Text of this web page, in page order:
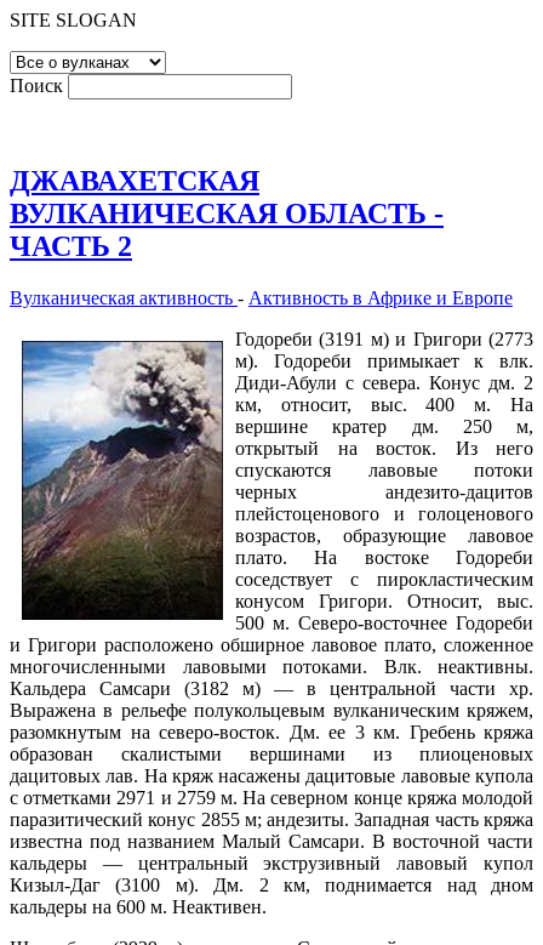
SITE SLOGAN
Поиск
ДЖАВАХЕТСКАЯ
ВУЛКАНИЧЕСКАЯ ОБЛАСТЬ -
ЧАСТЬ 2
Вулканическая активность - Активность в Африке и Европе
Годореби (3191 м) и Григори (2773
м). Годореби примыкает к влк.
Диди-Абули с севера. Конус дм. 2
км, относит, выс. 400 м. На
вершине кратер дм. 250 м,
открытый на восток. Из него
спускаются лавовые потоки
черных андезито-дацитов
плейстоценового и голоценового
возрастов, образующие лавовое
плато. На востоке Годореби
соседствует с пирокластическим
конусом Григори. Относит, выс.
500 м. Северо-восточнее Годореби
и Григори расположено обширное лавовое плато, сложенное
многочисленными лавовыми потоками. Влк. неактивны.
Кальдера Самсари (3182 м) — в центральной части хр.
Выражена в рельефе полукольцевым вулканическим кряжем,
разомкнутым на северо-восток. Дм. ее 3 км. Гребень кряжа
образован скалистыми вершинами из плиоценовых
дацитовых лав. На кряж насажены дацитовые лавовые купола
с отметками 2971 и 2759 м. На северном конце кряжа молодой
паразитический конус 2855 м; андезиты. Западная часть кряжа
известна под названием Малый Самсари. В восточной части
кальдеры — центральный экструзивный лавовый купол
Кизыл-Даг (3100 м). Дм. 2 км, поднимается над дном
кальдеры на 600 м. Неактивен.